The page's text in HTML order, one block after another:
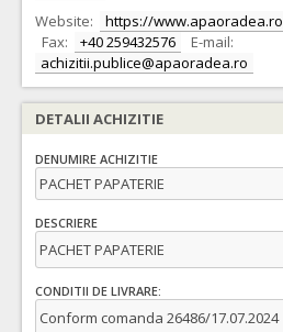
Website:
https://www.apaoradea.ro
Fax:
+40 259432576
E-mail:
achizitii.publice@apaoradea.ro
DETALII ACHIZITIE
DENUMIRE ACHIZITIE
PACHET PAPATERIE
DESCRIERE
PACHET PAPATERIE
CONDITII DE LIVRARE:
Conform comanda 26486/17.07.2024